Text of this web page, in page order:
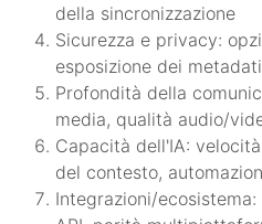
della sincronizzazione
Sicurezza e privacy:
esposizione dei
Profondità della
media, qualità audio/
Capacità dell'IA:
del contesto,
Integrazioni/